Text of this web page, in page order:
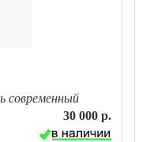
современный
30 000 р.